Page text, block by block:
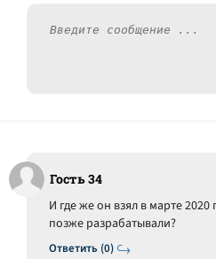
Гость 34
Ответить (0)
И где же он взял в марте 2020
позже разрабатывали?